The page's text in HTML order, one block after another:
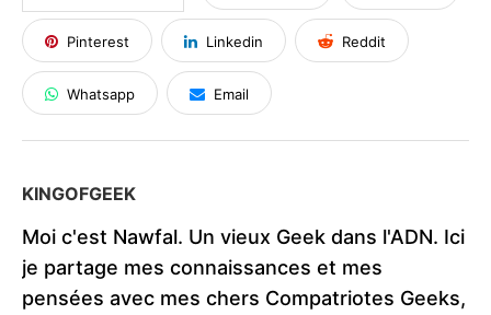
Pinterest Linkedin Reddit
Whatsapp Email
KINGOFGEEK
Moi c'est Nawfal. Un vieux Geek dans l'ADN. Ici
je partage mes connaissances et mes
pensées avec mes chers Compatriotes Geeks,